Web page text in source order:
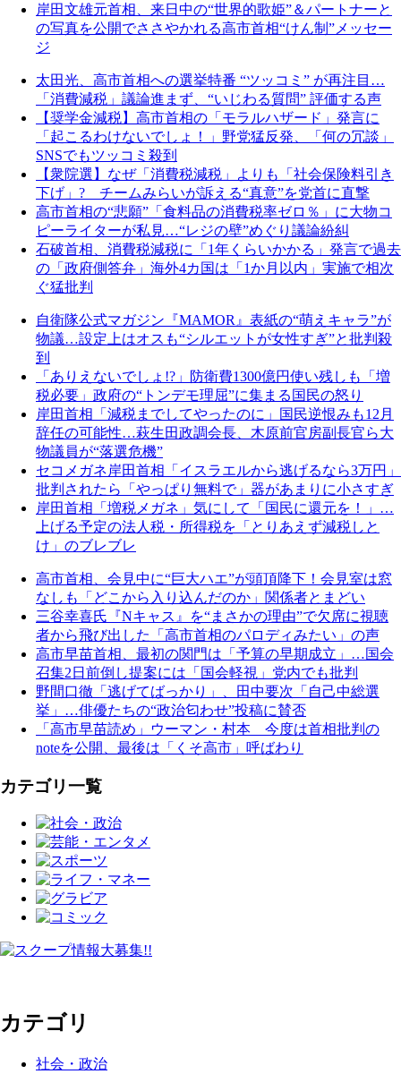
岸田文雄元首相、来日中の“世界的歌姫”＆パートナーと
の写真を公開でささやかれる高市首相“けん制”メッセー
ジ
太田光、高市首相への選挙特番 “ツッコミ” が再注目…
「消費減税」議論進まず、“いじわる質問” 評価する声
【奨学金減税】高市首相の「モラルハザード」発言に
「起こるわけないでしょ！」野党猛反発、「何の冗談」
SNSでもツッコミ殺到
【衆院選】なぜ「消費税減税」よりも「社会保険料引き
下げ」? チームみらいが訴える“真意”を党首に直撃
高市首相の“悲願”「食料品の消費税率ゼロ％」に大物コ
ピーライターが私見…“レジの壁”めぐり議論紛糾
石破首相、消費税減税に「1年くらいかかる」発言で過去
の「政府側答弁」海外4カ国は「1か月以内」実施で相次
ぐ猛批判
自衛隊公式マガジン『MAMOR』表紙の“萌えキャラ”が
物議…設定上はオスも“シルエットが女性すぎ”と批判殺
到
「ありえないでしょ!?」防衛費1300億円使い残しも「増
税必要」政府の“トンデモ理屈”に集まる国民の怒り
岸田首相「減税までしてやったのに」国民逆恨みも12月
辞任の可能性…萩生田政調会長、木原前官房副長官ら大
物議員が“落選危機”
セコメガネ岸田首相「イスラエルから逃げるなら3万円」
批判されたら「やっぱり無料で」器があまりに小さすぎ
岸田首相「増税メガネ」気にして「国民に還元を！」…
上げる予定の法人税・所得税を「とりあえず減税しと
け」のブレブレ
高市首相、会見中に“巨大ハエ”が頭頂降下！会見室は窓
なしも「どこから入り込んだのか」関係者とまどい
三谷幸喜氏『Nキャス』を“まさかの理由”で欠席に視聴
者から飛び出した「高市首相のパロディみたい」の声
高市早苗首相、最初の関門は「予算の早期成立」…国会
召集2日前倒し提案には「国会軽視」党内でも批判
野間口徹「逃げてばっかり」、田中要次「自己中総選
挙」…俳優たちの“政治匂わせ”投稿に賛否
「高市早苗読め」ウーマン・村本 今度は首相批判の
noteを公開、最後は「くそ高市」呼ばわり
カテゴリ一覧
カテゴリ
社会・政治